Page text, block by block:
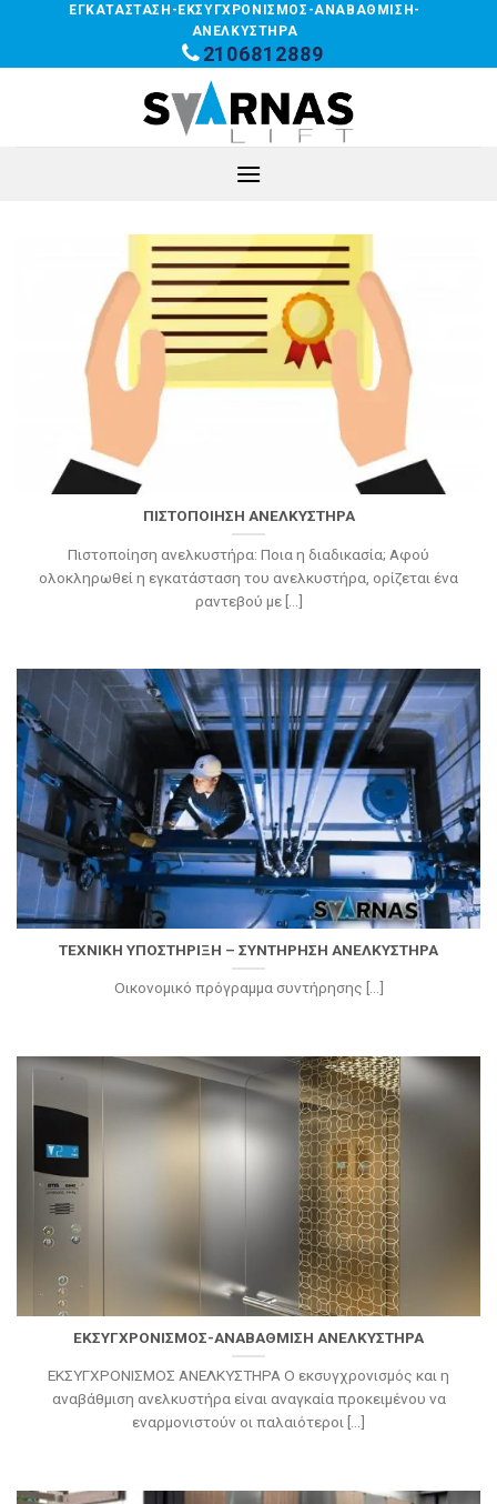
content
ΕΓΚΑΤΑΣΤΑΣΗ-ΕΚΣΥΓΧΡΟΝΙΣΜΟΣ-ΑΝΑΒΑΘΜΙΣΗ-
ΑΝΕΛΚΥΣΤΗΡΑ
2106812889
ΠΙΣΤΟΠΟΙΗΣΗ ΑΝΕΛΚΥΣΤΗΡΑ
Πιστοποίηση ανελκυστήρα: Ποια η διαδικασία; Αφού
ολοκληρωθεί η εγκατάσταση του ανελκυστήρα, ορίζεται ένα
ραντεβού με [...]
ΤΕΧΝΙΚΗ ΥΠΟΣΤΗΡΙΞΗ – ΣΥΝΤΗΡΗΣΗ ΑΝΕΛΚΥΣΤΗΡΑ
Οικονομικό πρόγραμμα συντήρησης [...]
ΕΚΣΥΓΧΡΟΝΙΣΜΟΣ-ΑΝΑΒΑΘΜΙΣΗ ΑΝΕΛΚΥΣΤΗΡΑ
ΕΚΣΥΓΧΡΟΝΙΣΜΟΣ ΑΝΕΛΚΥΣΤΗΡΑ Ο εκσυγχρονισμός και η
αναβάθμιση ανελκυστήρα είναι αναγκαία προκειμένου να
εναρμονιστούν οι παλαιότεροι [...]